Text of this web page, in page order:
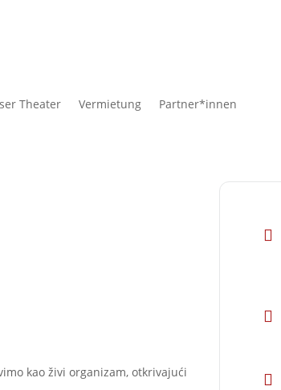
Theater Vermietung Partner*innen
kao živi organizam, otkrivajući